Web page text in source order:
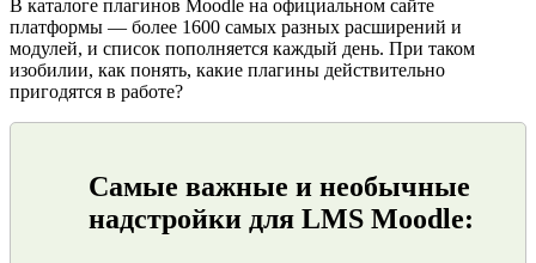
В каталоге плагинов Moodle на официальном сайте
платформы — более 1600 самых разных расширений и
модулей, и список пополняется каждый день. При таком
изобилии, как понять, какие плагины действительно
пригодятся в работе?
Самые важные и необычные
надстройки для LMS Moodle: